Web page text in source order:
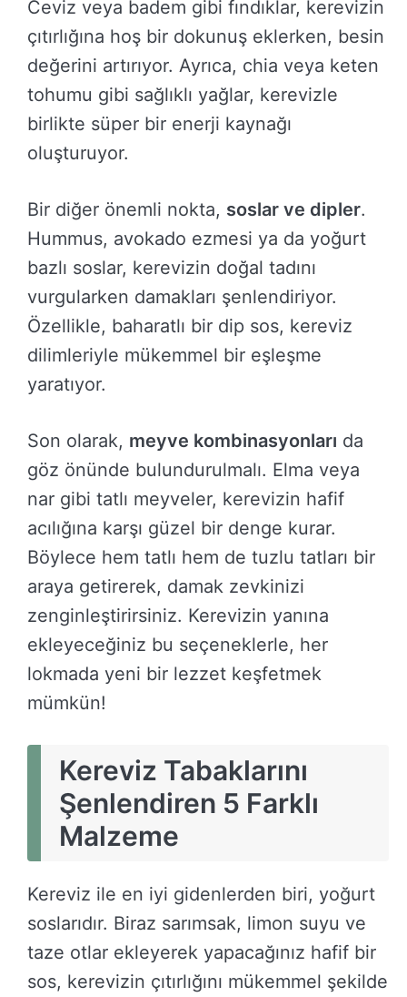
Ceviz veya badem gibi fındıklar, kerevizin
çıtırlığına hoş bir dokunuş eklerken, besin
değerini artırıyor. Ayrıca, chia veya keten
tohumu gibi sağlıklı yağlar, kerevizle
birlikte süper bir enerji kaynağı
oluşturuyor.
Bir diğer önemli nokta, soslar ve dipler.
Hummus, avokado ezmesi ya da yoğurt
bazlı soslar, kerevizin doğal tadını
vurgularken damakları şenlendiriyor.
Özellikle, baharatlı bir dip sos, kereviz
dilimleriyle mükemmel bir eşleşme
yaratıyor.
Son olarak, meyve kombinasyonları da
göz önünde bulundurulmalı. Elma veya
nar gibi tatlı meyveler, kerevizin hafif
acılığına karşı güzel bir denge kurar.
Böylece hem tatlı hem de tuzlu tatları bir
araya getirerek, damak zevkinizi
zenginleştirirsiniz. Kerevizin yanına
ekleyeceğiniz bu seçeneklerle, her
lokmada yeni bir lezzet keşfetmek
mümkün!
Kereviz Tabaklarını
Şenlendiren 5 Farklı
Malzeme
Kereviz ile en iyi gidenlerden biri, yoğurt
soslarıdır. Biraz sarımsak, limon suyu ve
taze otlar ekleyerek yapacağınız hafif bir
sos, kerevizin çıtırlığını mükemmel şekilde